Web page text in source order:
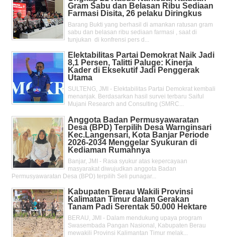
Gram Sabu dan Belasan Ribu Sediaan
Farmasi Disita, 26 pelaku Diringkus
Barang Bukti yang berhasil di amankan ratusan gram
sabu dan belasan ribu sediaan farmasi , saat di
tunjukan di konfrensi pers d...
Elektabilitas Partai Demokrat Naik Jadi
8,1 Persen, Talitti Paluge: Kinerja
Kader di Eksekutif Jadi Penggerak
Utama
SULTENG, JMI - Elektabilitas Partai Demokrat kembali
menanjak. Berdasarkan hasil survei terbaru Saiful
Mujani Research and Consulting (SMRC...
Anggota Badan Permusyawaratan
Desa (BPD) Terpilih Desa Warnginsari
Kec.Langensari, Kota Banjar Periode
2026-2034 Menggelar Syukuran di
Kediaman Rumahnya
Banjar, JMI - Rasa syukur atas kepercayaan
masyarakat diwujudkan anggota Badan
Permusyawaratan Desa (BPD) terpilih Seli punagar...
Kabupaten Berau Wakili Provinsi
Kalimatan Timur dalam Gerakan
Tanam Padi Serentak 50.000 Hektare
BERAU, JMI - Dalam mendukung upaya program
Swasembada Pangan Nasional, Kabupaten Berau
mewakili Provinsi Kalimantan Timur melak...